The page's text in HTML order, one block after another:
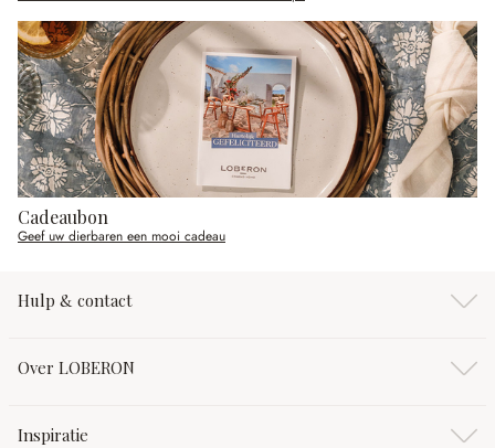
Cadeaubon
Geef uw dierbaren een mooi cadeau
Hulp & contact
Over LOBERON
Inspiratie